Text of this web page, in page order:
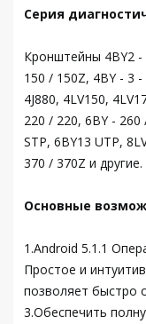
Серия
Кронштейны 4BY2 -
150 / 150Z, 4BY - 3 -
4J880, 4LV150,
220 / 220, 6BY -
STP, 6BY13 UTP,
370 / 370Z и другие.
Основные
1.Android 5.1.1
Простое и
позволяет быстро
3.Обеспечить